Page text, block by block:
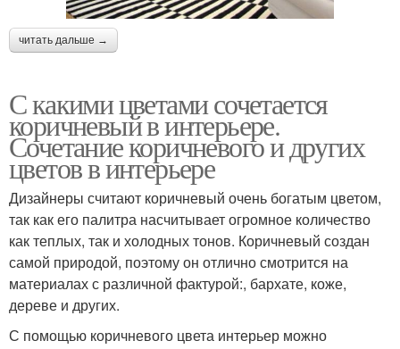
читать дальше →
С какими цветами сочетается
коричневый в интерьере.
Сочетание коричневого и других
цветов в интерьере
Дизайнеры считают коричневый очень богатым цветом,
так как его палитра насчитывает огромное количество
как теплых, так и холодных тонов. Коричневый создан
самой природой, поэтому он отлично смотрится на
материалах с различной фактурой:, бархате, коже,
дереве и других.
С помощью коричневого цвета интерьер можно